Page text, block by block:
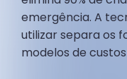
emergência. A
utilizar separa os
modelos de